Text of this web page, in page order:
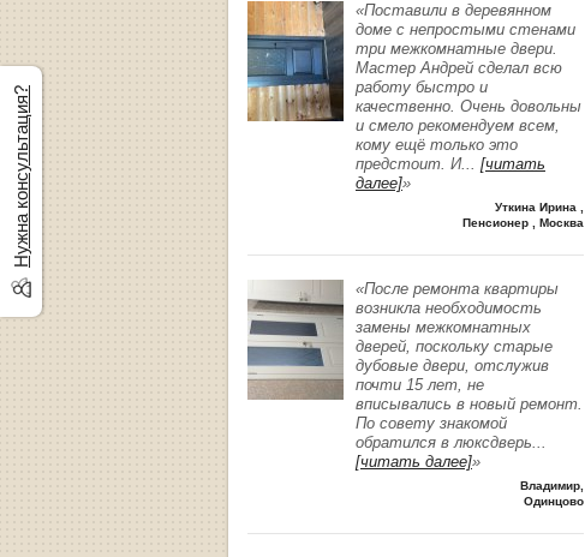
«Поставили в деревянном
доме с непростыми стенами
три межкомнатные двери.
Мастер Андрей сделал всю
работу быстро и
качественно. Очень довольны
и смело рекомендуем всем,
кому ещё только это
предстоит. И... [читать
далее]»
Уткина Ирина ,
Пенсионер , Москва
«После ремонта квартиры
возникла необходимость
замены межкомнатных
дверей, поскольку старые
дубовые двери, отслужив
почти 15 лет, не
вписывались в новый ремонт.
По совету знакомой
обратился в люксдверь...
[читать далее]»
Владимир,
Одинцово
Нужна консультация?